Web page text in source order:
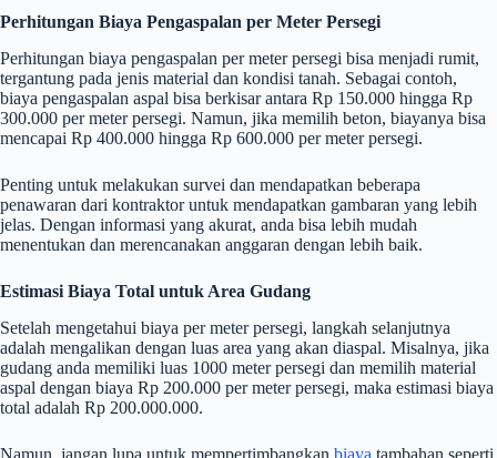
Perhitungan Biaya Pengaspalan per Meter Persegi
Perhitungan biaya pengaspalan per meter persegi bisa menjadi rumit,
tergantung pada jenis material dan kondisi tanah. Sebagai contoh,
biaya pengaspalan aspal bisa berkisar antara Rp 150.000 hingga Rp
300.000 per meter persegi. Namun, jika memilih beton, biayanya bisa
mencapai Rp 400.000 hingga Rp 600.000 per meter persegi.
Penting untuk melakukan survei dan mendapatkan beberapa
penawaran dari kontraktor untuk mendapatkan gambaran yang lebih
jelas. Dengan informasi yang akurat, anda bisa lebih mudah
menentukan dan merencanakan anggaran dengan lebih baik.
Estimasi Biaya Total untuk Area Gudang
Setelah mengetahui biaya per meter persegi, langkah selanjutnya
adalah mengalikan dengan luas area yang akan diaspal. Misalnya, jika
gudang anda memiliki luas 1000 meter persegi dan memilih material
aspal dengan biaya Rp 200.000 per meter persegi, maka estimasi biaya
total adalah Rp 200.000.000.
Namun, jangan lupa untuk mempertimbangkan biaya tambahan seperti